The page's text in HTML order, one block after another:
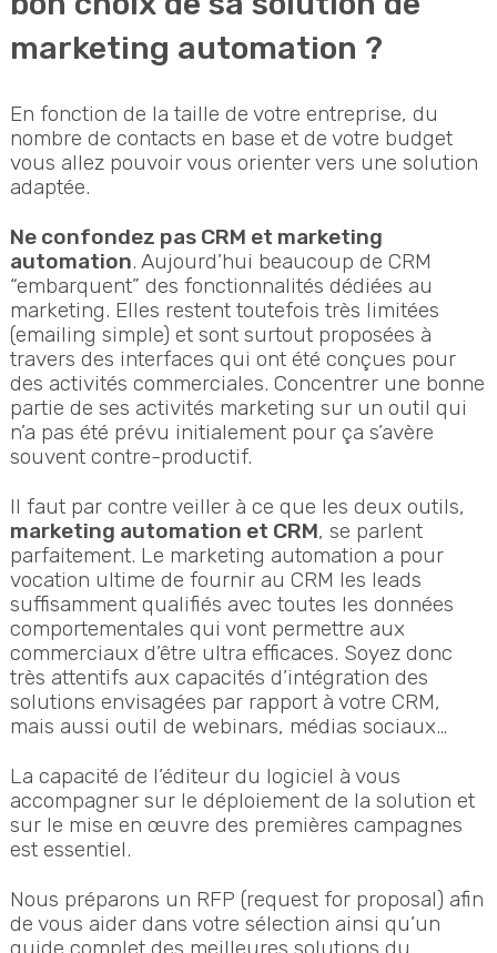
marketing automation ?
En fonction de la taille de votre entreprise, du
nombre de contacts en base et de votre budget
vous allez pouvoir vous orienter vers une solution
adaptée.
Ne confondez pas CRM et marketing
automation. Aujourd’hui beaucoup de CRM
“embarquent” des fonctionnalités dédiées au
marketing. Elles restent toutefois très limitées
(emailing simple) et sont surtout proposées à
travers des interfaces qui ont été conçues pour
des activités commerciales. Concentrer une bonne
partie de ses activités marketing sur un outil qui
n’a pas été prévu initialement pour ça s’avère
souvent contre-productif.
Il faut par contre veiller à ce que les deux outils,
marketing automation et CRM, se parlent
parfaitement. Le marketing automation a pour
vocation ultime de fournir au CRM les leads
suffisamment qualifiés avec toutes les données
comportementales qui vont permettre aux
commerciaux d’être ultra efficaces. Soyez donc
très attentifs aux capacités d’intégration des
solutions envisagées par rapport à votre CRM,
mais aussi outil de webinars, médias sociaux…
La capacité de l’éditeur du logiciel à vous
accompagner sur le déploiement de la solution et
sur le mise en œuvre des premières campagnes
est essentiel.
Nous préparons un RFP (request for proposal) afin
de vous aider dans votre sélection ainsi qu’un